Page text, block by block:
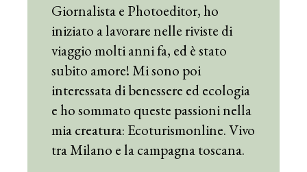
Giornalista e Photoeditor, ho
iniziato a lavorare nelle riviste di
viaggio molti anni fa, ed è stato
subito amore! Mi sono poi
interessata di benessere ed ecologia
e ho sommato queste passioni nella
mia creatura: Ecoturismonline. Vivo
tra Milano e la campagna toscana.